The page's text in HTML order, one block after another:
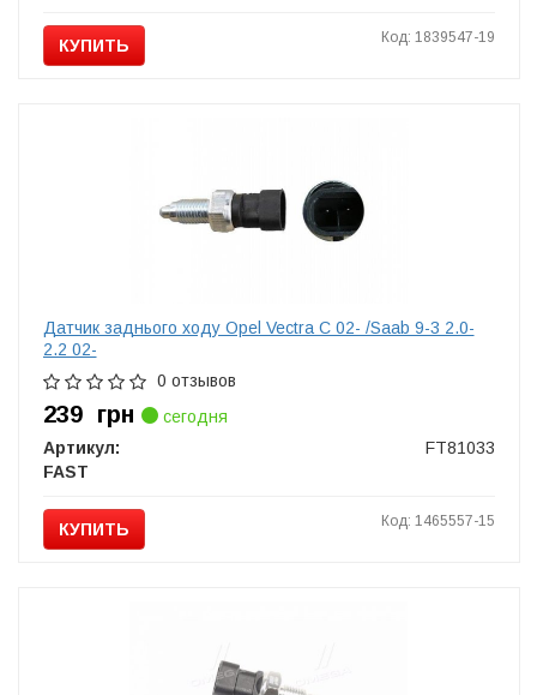
КУПИТЬ Код: 1839547-19
Датчик заднього ходу Opel Vectra C 02- /Saab 9-3 2.0-
2.2 02-
0 отзывов
239 грн
сегодня
Артикул:
FT81033
FAST
КУПИТЬ Код: 1465557-15